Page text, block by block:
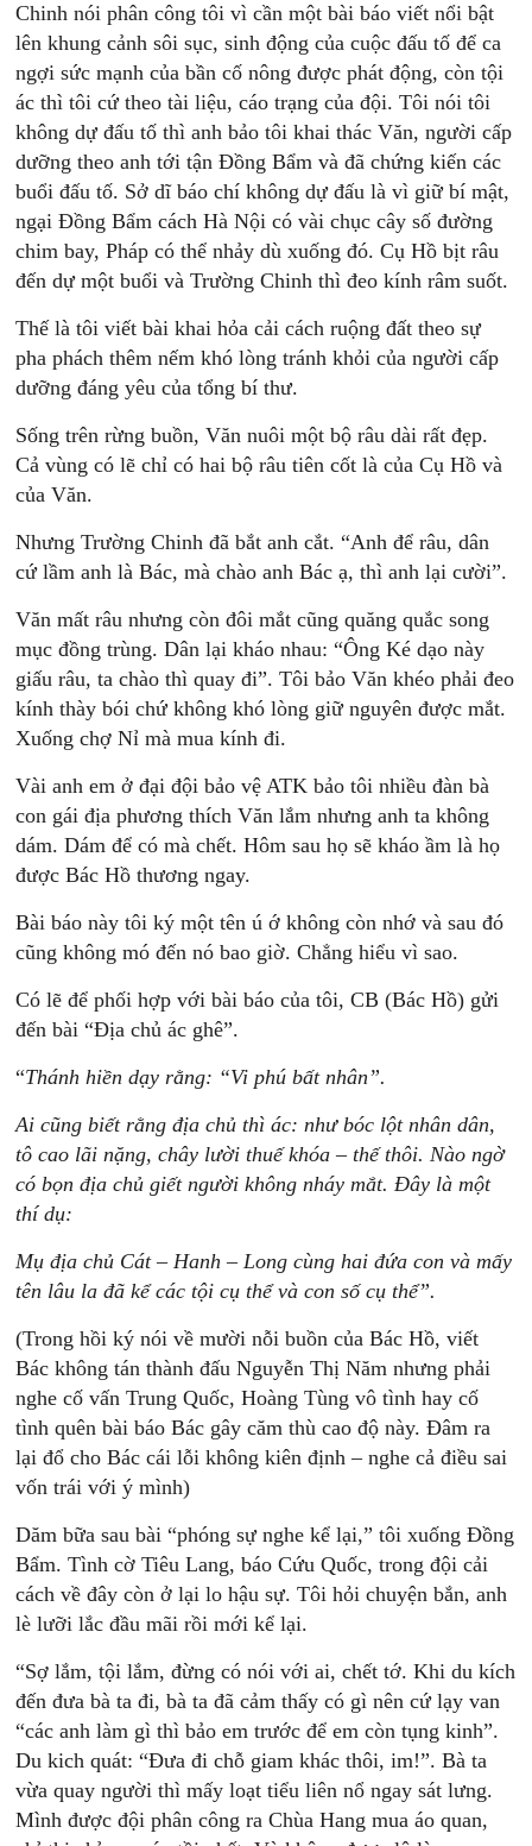
Chinh nói phân công tôi vì cần một bài báo viết nổi bật
lên khung cảnh sôi sục, sinh động của cuộc đấu tố để ca
ngợi sức mạnh của bần cố nông được phát động, còn tội
ác thì tôi cứ theo tài liệu, cáo trạng của đội. Tôi nói tôi
không dự đấu tố thì anh bảo tôi khai thác Văn, người cấp
dưỡng theo anh tới tận Đồng Bẩm và đã chứng kiến các
buổi đấu tố. Sở dĩ báo chí không dự đấu là vì giữ bí mật,
ngại Đồng Bẩm cách Hà Nội có vài chục cây số đường
chim bay, Pháp có thể nhảy dù xuống đó. Cụ Hồ bịt râu
đến dự một buổi và Trường Chinh thì đeo kính râm suốt.
Thế là tôi viết bài khai hỏa cải cách ruộng đất theo sự
pha phách thêm nếm khó lòng tránh khỏi của người cấp
dưỡng đáng yêu của tổng bí thư.
Sống trên rừng buồn, Văn nuôi một bộ râu dài rất đẹp.
Cả vùng có lẽ chỉ có hai bộ râu tiên cốt là của Cụ Hồ và
của Văn.
Nhưng Trường Chinh đã bắt anh cắt. “Anh để râu, dân
cứ lầm anh là Bác, mà chào anh Bác ạ, thì anh lại cười”.
Văn mất râu nhưng còn đôi mắt cũng quăng quắc song
mục đồng trùng. Dân lại kháo nhau: “Ông Ké dạo này
giấu râu, ta chào thì quay đi”. Tôi bảo Văn khéo phải đeo
kính thày bói chứ không khó lòng giữ nguyên được mắt.
Xuống chợ Nỉ mà mua kính đi.
Vài anh em ở đại đội bảo vệ ATK bảo tôi nhiều đàn bà
con gái địa phương thích Văn lắm nhưng anh ta không
dám. Dám để có mà chết. Hôm sau họ sẽ kháo ầm là họ
được Bác Hồ thương ngay.
Bài báo này tôi ký một tên ú ớ không còn nhớ và sau đó
cũng không mó đến nó bao giờ. Chẳng hiểu vì sao.
Có lẽ để phối hợp với bài báo của tôi, CB (Bác Hồ) gửi
đến bài “Địa chủ ác ghê”.
“Thánh hiền dạy rằng: “Vi phú bất nhân”.
Ai cũng biết rằng địa chủ thì ác: như bóc lột nhân dân,
tô cao lãi nặng, chây lười thuế khóa – thế thôi. Nào ngờ
có bọn địa chủ giết người không nháy mắt. Đây là một
thí dụ:
Mụ địa chủ Cát – Hanh – Long cùng hai đứa con và mấy
tên lâu la đã kể các tội cụ thể và con số cụ thể”.
(Trong hồi ký nói về mười nỗi buồn của Bác Hồ, viết
Bác không tán thành đấu Nguyễn Thị Năm nhưng phải
nghe cố vấn Trung Quốc, Hoàng Tùng vô tình hay cố
tình quên bài báo Bác gây căm thù cao độ này. Đâm ra
lại đổ cho Bác cái lỗi không kiên định – nghe cả điều sai
vốn trái với ý mình)
Dăm bữa sau bài “phóng sự nghe kể lại,” tôi xuống Đồng
Bẩm. Tình cờ Tiêu Lang, báo Cứu Quốc, trong đội cải
cách về đây còn ở lại lo hậu sự. Tôi hỏi chuyện bắn, anh
lè lưỡi lắc đầu mãi rồi mới kể lại.
“Sợ lắm, tội lắm, đừng có nói với ai, chết tớ. Khi du kích
đến đưa bà ta đi, bà ta đã cảm thấy có gì nên cứ lạy van
“các anh làm gì thì bảo em trước để em còn tụng kinh”.
Du kich quát: “Đưa đi chỗ giam khác thôi, im!”. Bà ta
vừa quay người thì mấy loạt tiểu liên nổ ngay sát lưng.
Mình được đội phân công ra Chùa Hang mua áo quan,